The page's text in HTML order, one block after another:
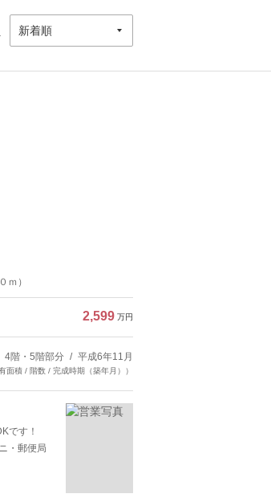
ｍ）
2,599 万円
4階・5階部分 平成6年11月
面積 / 階数 / 完成時期（築年月））
です！
・郵便局